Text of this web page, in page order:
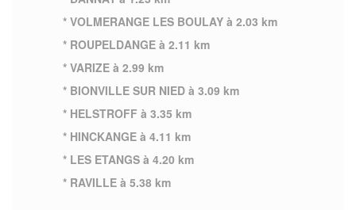
* VOLMERANGE LES BOULAY à 2.03 km
* ROUPELDANGE à 2.11 km
* VARIZE à 2.99 km
* BIONVILLE SUR NIED à 3.09 km
* HELSTROFF à 3.35 km
* HINCKANGE à 4.11 km
* LES ETANGS à 4.20 km
* RAVILLE à 5.38 km